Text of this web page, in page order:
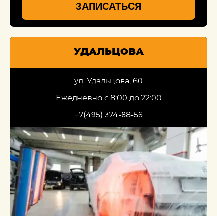
ЗАПИСАТЬСЯ
УДАЛЬЦОВА
ул. Удальцова, 60
Ежедневно с 8:00 до 22:00
+7(495) 374-88-56